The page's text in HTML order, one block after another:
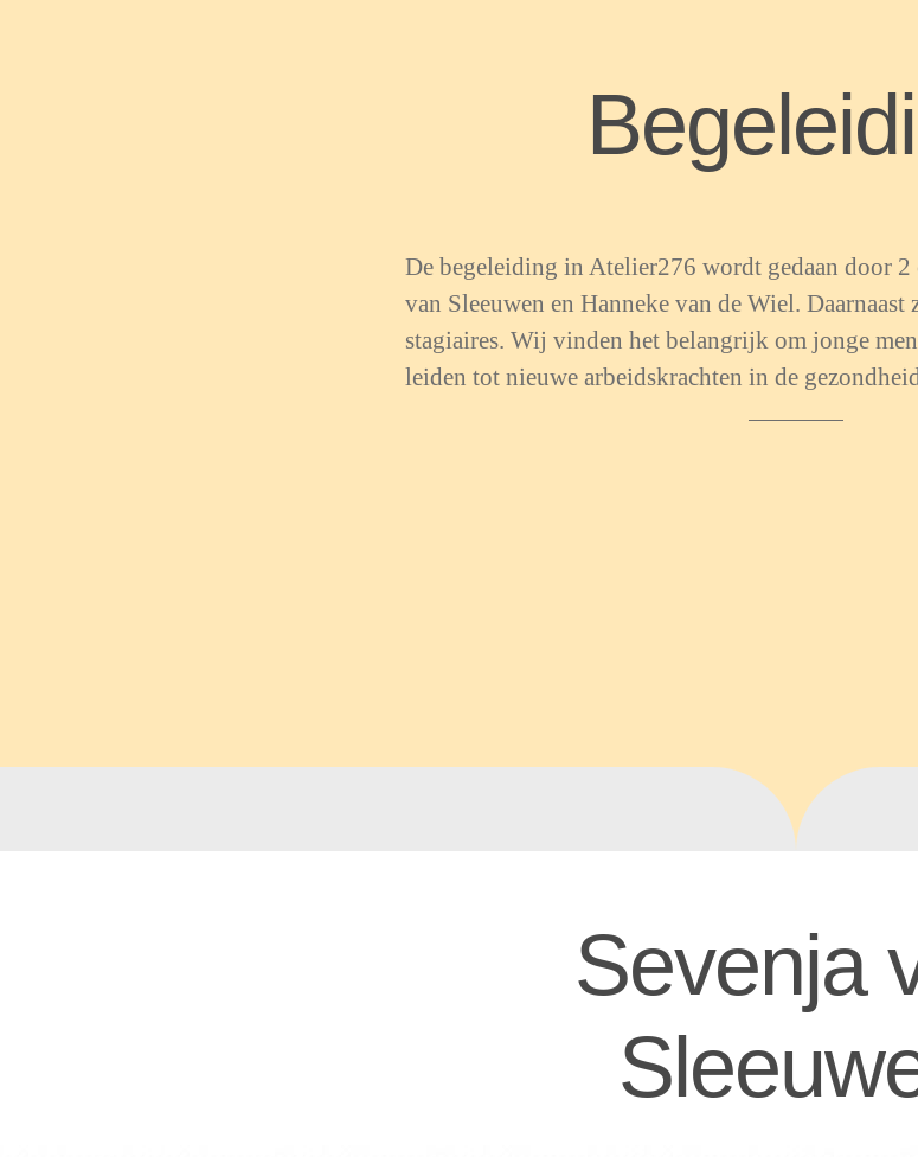
De begeleiding in Atelier276 wordt gedaan door 2
van Sleeuwen en Hanneke van de Wiel.
stagiaires. Wij vinden het belangrijk om jonge
leiden tot nieuwe arbeidskrachten in de
Sevenja